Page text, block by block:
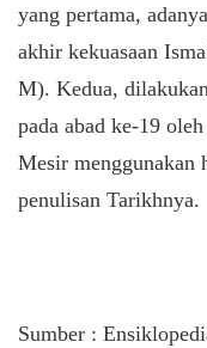
yang pertama,
akhir kekuasaan
M). Kedua,
pada abad ke-19
Mesir menggunakan
penulisan Tarikhnya.
Sumber :